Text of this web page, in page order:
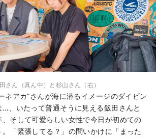
さん（真ん中）と杉山さん（右）
ネアカ”さんが海に潜るイメージのダイビン
…、いたって普通そうに見える飯田さんと
そして可愛らしい女性で今日が初めての
「緊張してる？」の問いかけに「まった